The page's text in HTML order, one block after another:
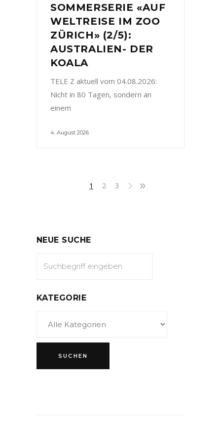
SOMMERSERIE «AUF
WELTREISE IM ZOO
ZÜRICH» (2/5):
AUSTRALIEN- DER
KOALA
TELE Z aktuell vom 04.08.2026:
Nicht in 80 Tagen, sondern an
einem
4. August 2026
1 2 3
NEUE SUCHE
KATEGORIE